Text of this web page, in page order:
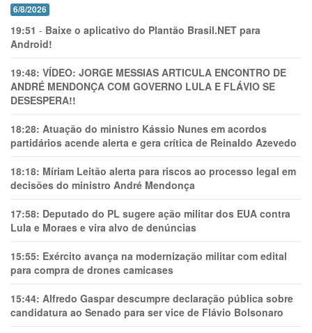
6/8/2026
19:51 - Baixe o aplicativo do Plantão Brasil.NET para
Android!
19:48: VÍDEO: JORGE MESSIAS ARTICULA ENCONTRO DE
ANDRÉ MENDONÇA COM GOVERNO LULA E FLÁVIO SE
DESESPERA!!
18:28: Atuação do ministro Kássio Nunes em acordos
partidários acende alerta e gera crítica de Reinaldo Azevedo
18:18: Míriam Leitão alerta para riscos ao processo legal em
decisões do ministro André Mendonça
17:58: Deputado do PL sugere ação militar dos EUA contra
Lula e Moraes e vira alvo de denúncias
15:55: Exército avança na modernização militar com edital
para compra de drones camicases
15:44: Alfredo Gaspar descumpre declaração pública sobre
candidatura ao Senado para ser vice de Flávio Bolsonaro